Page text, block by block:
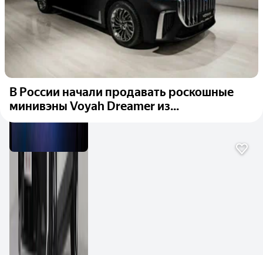
В России начали продавать роскошные
минивэны Voyah Dreamer из...